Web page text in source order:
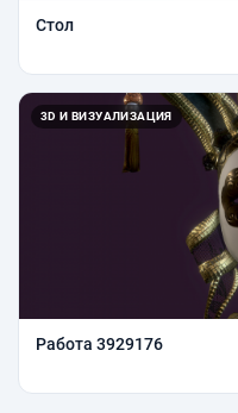
Стол
3D И ВИЗУАЛИЗАЦИЯ
Работа 3929176